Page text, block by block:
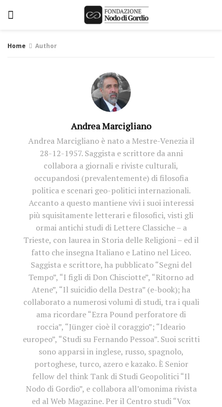
Home Author
Andrea Marcigliano
Andrea Marcigliano è nato a Mestre-Venezia il
28-12-1957. Saggista e scrittore da anni
collabora a giornali e riviste culturali,
occupandosi (prevalentemente) di filosofia
politica e scenari geo-politici internazionali.
Accanto a questo mantiene vivi i suoi interessi
più squisitamente letterari e filosofici, visti gli
ormai antichi studi di Lettere Classiche – a
Trieste, con laurea in Storia delle Religioni – ed il
fatto che insegna Italiano e Latino nel Liceo.
Saggista e scrittore, ha pubblicato “Segni del
Tempo”, “I figli di Don Chisciotte”, “Ritorno ad
Atene”, “Il suicidio della Destra” (e-book); ha
collaborato a numerosi volumi di studi, tra i quali
ama ricordare “Ezra Pound perforatore di
roccia”, “Jünger cioè il coraggio”; “Ideario
europeo”, “Studi su Fernando Pessoa”. Suoi scritti
sono apparsi in inglese, russo, spagnolo,
portoghese, turco, azero e kazako. È Senior
fellow del think Tank di Studi Geopolitici “Il
Nodo di Gordio”, e collabora all’omonima rivista
ed al Web Magazine. Per il Centro studi “Vox